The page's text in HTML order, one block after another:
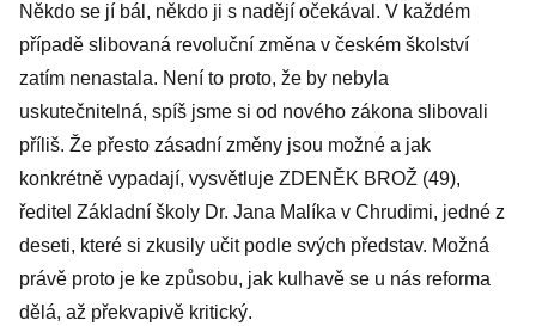
Někdo se jí bál, někdo ji s nadějí očekával. V každém
případě slibovaná revoluční změna v českém školství
zatím nenastala. Není to proto, že by nebyla
uskutečnitelná, spíš jsme si od nového zákona slibovali
příliš. Že přesto zásadní změny jsou možné a jak
konkrétně vypadají, vysvětluje ZDENĚK BROŽ (49),
ředitel Základní školy Dr. Jana Malíka v Chrudimi, jedné z
deseti, které si zkusily učit podle svých představ. Možná
právě proto je ke způsobu, jak kulhavě se u nás reforma
dělá, až překvapivě kritický.